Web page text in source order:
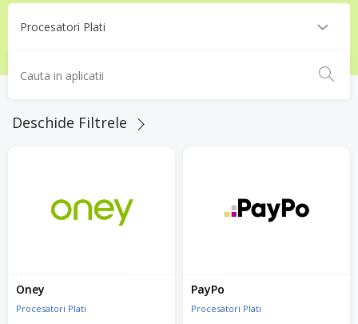
Deschide Filtrele
Oney
Procesatori Plati
PayPo
Procesatori Plati